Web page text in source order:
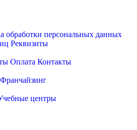
обработки персональных данных
Реквизиты
Оплата Контакты
Франчайзинг
центры